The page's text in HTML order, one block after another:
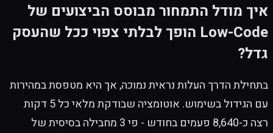
איך מודל התמחור מבוסס הביצועים של
Low-Code הופך לבלתי צפוי ככל שהעסק
גדל?
בתחילת הדרך העלות נראית נמוכה, אך היא מטפסת במהירות
עם הגידול בשימוש. אוטומציה שבודקת מלאי כל 5 דקות
רצה כ-8,640 פעמים בחודש - פי 3 מחבילה בסיסית של